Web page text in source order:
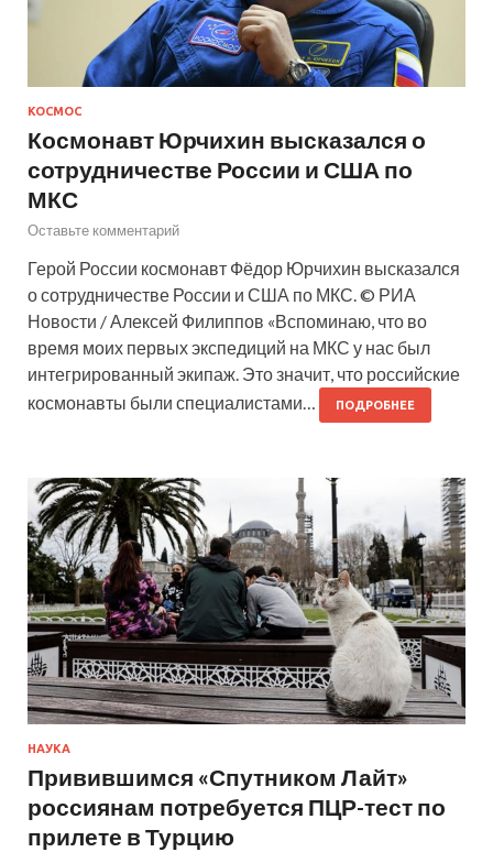
КОСМОС
Космонавт Юрчихин высказался о
сотрудничестве России и США по
МКС
Оставьте комментарий
Герой России космонавт Фёдор Юрчихин высказался
о сотрудничестве России и США по МКС. © РИА
Новости / Алексей Филиппов «Вспоминаю, что во
время моих первых экспедиций на МКС у нас был
интегрированный экипаж. Это значит, что российские
космонавты были специалистами…
ПОДРОБНЕЕ
НАУКА
Привившимся «Спутником Лайт»
россиянам потребуется ПЦР-тест по
прилете в Турцию